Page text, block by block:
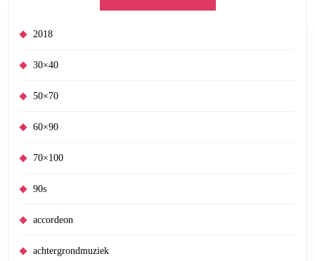
2018
30×40
50×70
60×90
70×100
90s
accordeon
achtergrondmuziek